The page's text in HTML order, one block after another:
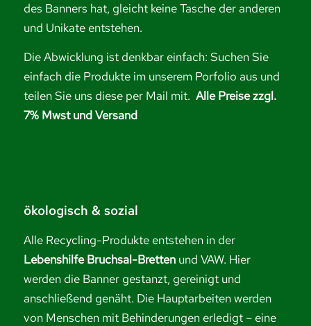
des Banners hat, gleicht keine Tasche der anderen
und Unikate entstehen.
Die Abwicklung ist denkbar einfach: Suchen Sie
einfach die Produkte im unserem Porfolio aus und
teilen Sie uns diese per Mail mit. Alle Preise zzgl.
7% Mwst und Versand
ökologisch & sozial
Alle Recycling-Produkte entstehen in der
Lebenshilfe Bruchsal-Bretten und VAW. Hier
werden die Banner gestanzt, gereinigt und
anschließend genäht. Die Hauptarbeiten werden
von Menschen mit Behinderungen erledigt – eine